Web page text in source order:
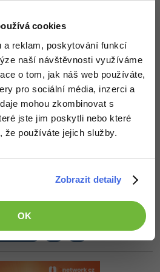
cookies
a reklam, poskytování funkcí
naší návštěvnosti využíváme
o tom, jak náš web používáte,
pro sociální média, inzerci a
mohou zkombinovat s
jste jim poskytli nebo které
že používáte jejich služby.
Zobrazit detaily
OK
-30%
-25%
-80%
5.6.2014 22:16
moc mi ty chyby neporadil nejak se v tom
5.6.2014 23:28
mi vôbec uspať, ale nejaký Windows